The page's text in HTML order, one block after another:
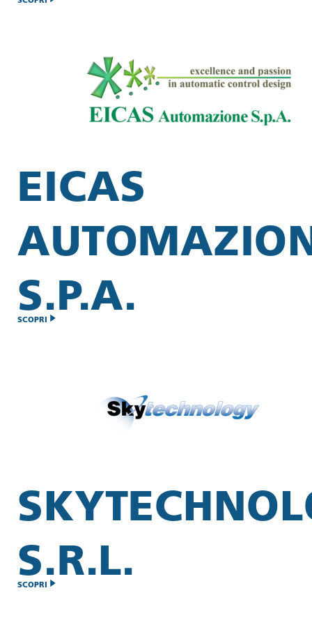
EICAS
S.P.A.
SCOPRI
S.R.L.
SCOPRI